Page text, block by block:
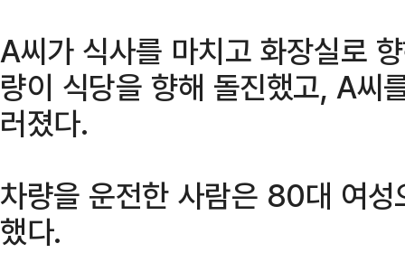
A씨가 식사를 마치고 화장실로
량이 식당을 향해 돌진했고, A씨
러졌다.
차량을 운전한 사람은 80대 여
했다.